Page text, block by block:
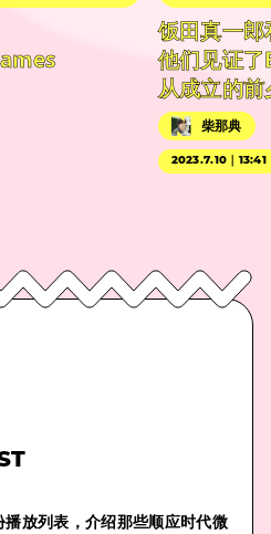
饭田真一
他们见证
从成立的
柴那典
2023.7.10｜13:41
放列表，介绍那些顺应时代微